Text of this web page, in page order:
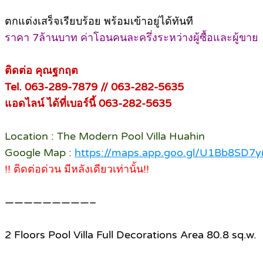
ตกแต่งเสร็จเรียบร้อย พร้อมเข้าอยู่ได้ทันที
ราคา 7ล้านบาท ค่าโอนคนละครึ่งระหว่างผู้ซื้อและผู้ขาย
ติดต่อ คุณฐกฤต
Tel. 063-289-7879 // 063-282-5635
แอดไลน์ ได้ที่เบอร์นี้ 063-282-5635
Location : The Modern Pool Villa Huahin
Google Map : https://maps.app.goo.gl/
!! ติดต่อด่วน มีหลังเดียวเท่านั้น!!
—————————–
2 Floors Pool Villa Full Decorations Area 80.8 sq.w.